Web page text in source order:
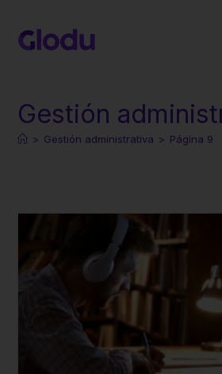
Gestión
> Gestión administrativa > Página 9